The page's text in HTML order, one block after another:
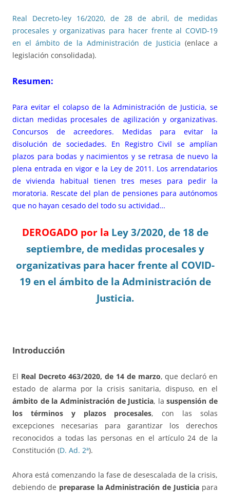
Real Decreto-ley 16/2020, de 28 de abril, de medidas
procesales y organizativas para hacer frente al COVID-19
en el ámbito de la Administración de Justicia (enlace a
legislación consolidada).
Resumen:
Para evitar el colapso de la Administración de Justicia, se
dictan medidas procesales de agilización y organizativas.
Concursos de acreedores. Medidas para evitar la
disolución de sociedades. En Registro Civil se amplían
plazos para bodas y nacimientos y se retrasa de nuevo la
plena entrada en vigor e la Ley de 2011. Los arrendatarios
de vivienda habitual tienen tres meses para pedir la
moratoria. Rescate del plan de pensiones para autónomos
que no hayan cesado del todo su actividad…
DEROGADO por la Ley 3/2020, de 18 de
septiembre, de medidas procesales y
organizativas para hacer frente al COVID-
19 en el ámbito de la Administración de
Justicia.
Introducción
El Real Decreto 463/2020, de 14 de marzo, que declaró en
estado de alarma por la crisis sanitaria, dispuso, en el
ámbito de la Administración de Justicia, lasuspensión de
los términos y plazos procesales, con las solas
excepciones necesarias para garantizar los derechos
reconocidos a todas las personas en el artículo 24 de la
Constitución (D. Ad. 2ª).
Ahora está comenzando la fase de desescalada de la crisis,
debiendo de preparase la Administración de Justicia para